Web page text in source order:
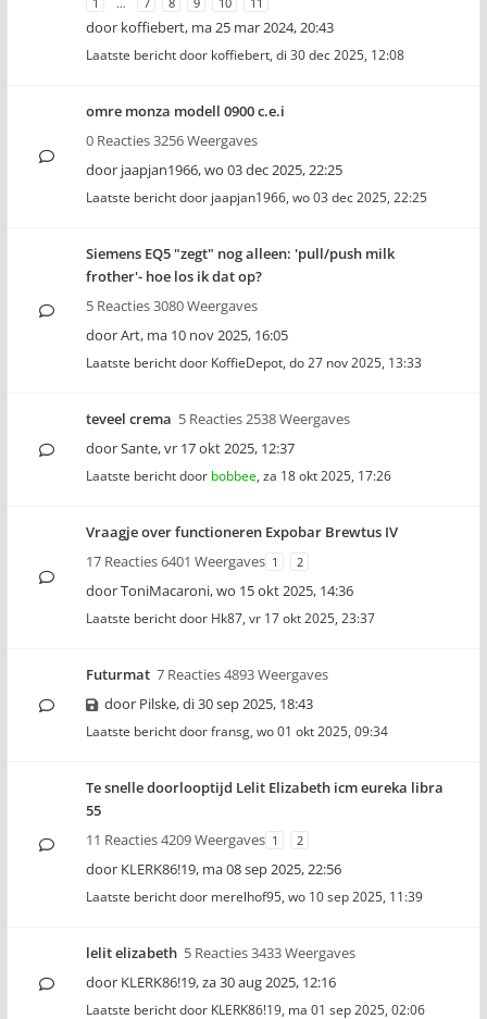
door koffiebert, ma 25 mar 2024, 20:43
Laatste bericht door koffiebert, di 30 dec 2025, 12:08
omre monza modell 0900 c.e.i
0 Reacties 3256 Weergaves
door jaapjan1966,wo 03 dec 2025, 22:25
Laatste bericht door jaapjan1966, wo 03 dec 2025, 22:25
Siemens EQ5 "zegt" nog alleen: 'pull/push milk
frother'- hoe los ik dat op?
5 Reacties 3080 Weergaves
doorArt, ma 10 nov 2025, 16:05
Laatste bericht door KoffieDepot, do 27 nov 2025, 13:33
teveel crema 5 Reacties 2538 Weergaves
doorSante,vr 17 okt 2025, 12:37
Laatste bericht door bobbee, za 18 okt 2025, 17:26
Vraagje over functioneren Expobar Brewtus IV
17 Reacties 6401 Weergaves 1 2
doorToniMacaroni,wo 15 okt 2025, 14:36
Laatste bericht door Hk87, vr 17 okt 2025, 23:37
Futurmat 7 Reacties 4893 Weergaves
door Pilske,di 30 sep 2025, 18:43
Laatste bericht doorfransg, wo 01 okt 2025, 09:34
Te snelle doorlooptijd Lelit Elizabeth icm eureka libra
55
11 Reacties 4209 Weergaves 1 2
door KLERK86!19, ma 08 sep 2025, 22:56
Laatste bericht door merelhof95, wo 10 sep 2025, 11:39
lelit elizabeth 5 Reacties 3433 Weergaves
door KLERK86!19,za 30 aug 2025, 12:16
Laatste bericht door KLERK86!19, ma 01 sep 2025, 02:06